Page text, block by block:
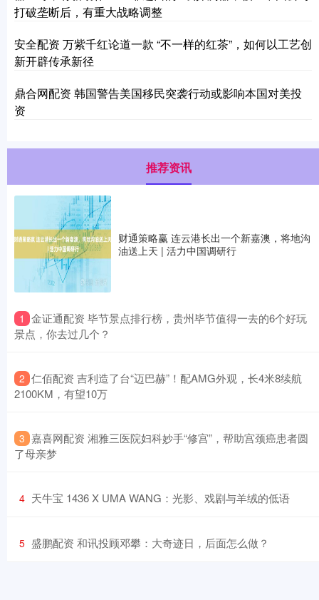
打破垄断后，有重大战略调整
安全配资 万紫千红论道一款 “不一样的红茶”，如何以工艺创
新开辟传承新径
鼎合网配资 韩国警告美国移民突袭行动或影响本国对美投
资
推荐资讯
财通策略赢 连云港长出一个新嘉澳，将地沟
油送上天 | 活力中国调研行
1 ​金证通配资 毕节景点排行榜，贵州毕节值得一去的6个好玩
景点，你去过几个？
2 ​仁佰配资 吉利造了台“迈巴赫”！配AMG外观，长4米8续航
2100KM，有望10万
3 ​嘉喜网配资 湘雅三医院妇科妙手“修宫”，帮助宫颈癌患者圆
了母亲梦
4 ​天牛宝 1436 X UMA WANG：光影、戏剧与羊绒的低语
5 ​盛鹏配资 和讯投顾邓攀：大奇迹日，后面怎么做？